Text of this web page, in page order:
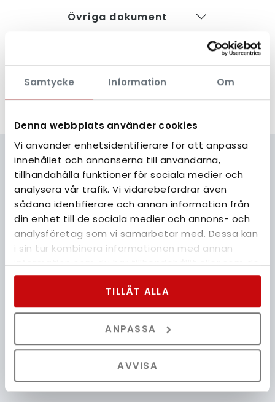
Samtycke Information Om
Denna webbplats använder cookies
Vi använder enhetsidentifierare för att anpassa
innehållet och annonserna till användarna,
tillhandahålla funktioner för sociala medier och
analysera vår trafik. Vi vidarebefordrar även
sådana identifierare och annan information från
din enhet till de sociala medier och annons- och
analysföretag som vi samarbetar med. Dessa kan
i sin tur kombinera informationen med annan
information som du har tillhandahållit eller som de
har samlat in när du har använt deras tjänster.
TILLÅT ALLA
ANPASSA
AVVISA
Övriga dokument
TILLBAKA
KONTAKT
Kontakta eller besök
oss
I vår stora butik och utställning på Haga
industriområde i Jönköping har vi möjlighet att visa
färger och funktion. Butiken är öppen att besöka
enligt nedanstående öppettider.
Tips inför besöket: Ta gärna ungefärliga mått
(bredd, höjd, djup) och en bild på fönstret eller
platsen ifråga.